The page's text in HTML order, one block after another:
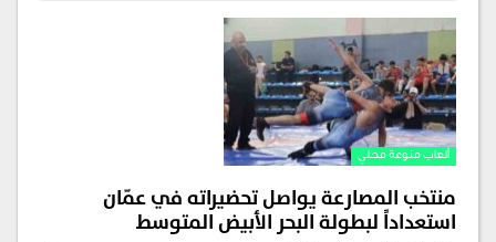
ألعاب منوعة محلي
منتخب المصارعة يواصل تحضيراته في عمّان
استعداداً لبطولة البحر الأبيض المتوسط